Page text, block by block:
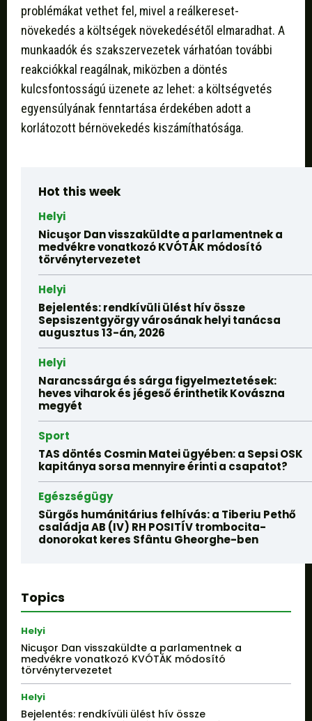
problémákat vethet fel, mivel a reálkereset-
növekedés a költségek növekedésétől elmaradhat. A
munkaadók és szakszervezetek várhatóan további
reakciókkal reagálnak, miközben a döntés
kulcsfontosságú üzenete az lehet: a költségvetés
egyensúlyának fenntartása érdekében adott a
korlátozott bérnövekedés kiszámíthatósága.
Hot this week
Helyi
Nicuşor Dan visszaküldte a parlamentnek a
medvékre vonatkozó KVÓTÁK módosító
törvénytervezetet
Helyi
Bejelentés: rendkívüli ülést hív össze
Sepsiszentgyörgy városának helyi tanácsa
augusztus 13-án, 2026
Helyi
Narancssárga és sárga figyelmeztetések:
heves viharok és jégeső érinthetik Kovászna
megyét
Sport
TAS döntés Cosmin Matei ügyében: a Sepsi OSK
kapitánya sorsa mennyire érinti a csapatot?
Egészségügy
Sürgős humánitárius felhívás: a Tiberiu Pethő
családja AB (IV) RH POSITÍV trombocita-
donorokat keres Sfântu Gheorghe-ben
Topics
Helyi
Nicuşor Dan visszaküldte a parlamentnek a
medvékre vonatkozó KVÓTÁK módosító
törvénytervezetet
Helyi
Bejelentés: rendkívüli ülést hív össze